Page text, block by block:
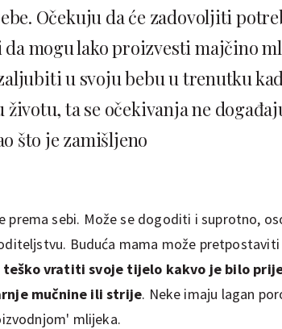
Očekuju da će zadovoljiti
da mogu lako proizvesti majčino
u svoju bebu u trenutku
ta se očekivanja ne
što je zamišljeno
prema sebi. Može se dogoditi i suprotno,
Buduća mama može pretpostaviti
vratiti svoje tijelo kakvo je bilo
mučnine ili strije. Neke imaju lagan
mlijeka.